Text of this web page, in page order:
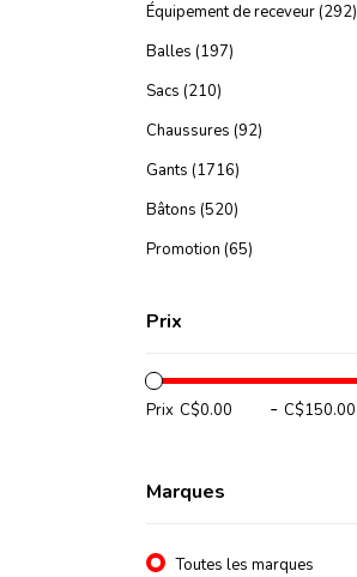
Équipement de receveur (292)
Balles (197)
Sacs (210)
Chaussures (92)
Gants (1716)
Bâtons (520)
Promotion (65)
Prix
Prix -
Marques
Toutes les marques